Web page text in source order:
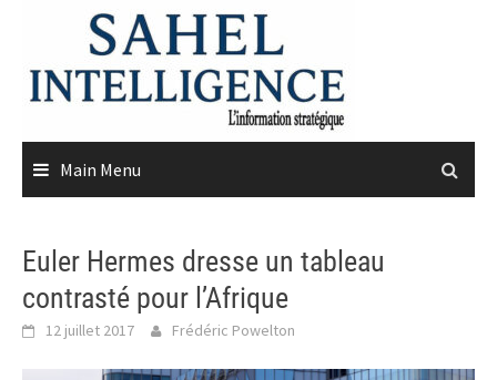
content
Main Menu
Euler Hermes dresse un tableau
contrasté pour l’Afrique
12 juillet 2017 Frédéric Powelton